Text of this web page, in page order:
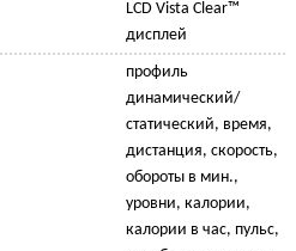
LCD Vista Clear™
дисплей
профиль
динамический/
статический, время,
дистанция, скорость,
обороты в мин.,
уровни, калории,
калории в час, пульс,